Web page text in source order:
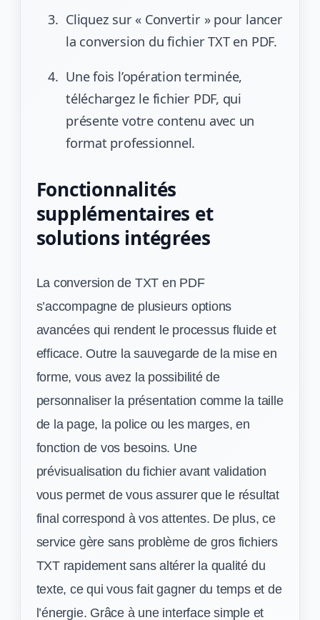
Cliquez sur « Convertir » pour lancer
la conversion du fichier TXT en PDF.
Une fois l’opération terminée,
téléchargez le fichier PDF, qui
présente votre contenu avec un
format professionnel.
Fonctionnalités
supplémentaires et
solutions intégrées
La conversion de TXT en PDF
s’accompagne de plusieurs options
avancées qui rendent le processus fluide et
efficace. Outre la sauvegarde de la mise en
forme, vous avez la possibilité de
personnaliser la présentation comme la taille
de la page, la police ou les marges, en
fonction de vos besoins. Une
prévisualisation du fichier avant validation
vous permet de vous assurer que le résultat
final correspond à vos attentes. De plus, ce
service gère sans problème de gros fichiers
TXT rapidement sans altérer la qualité du
texte, ce qui vous fait gagner du temps et de
l’énergie. Grâce à une interface simple et